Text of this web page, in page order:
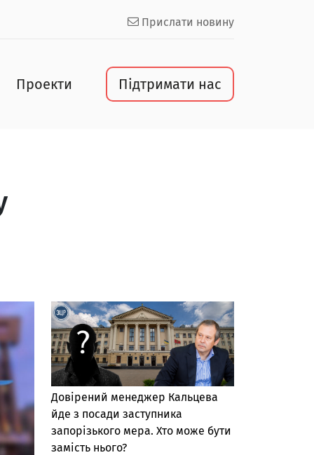
Прислати новину
Проекти Підтримати нас
Довірений менеджер Кальцева
йде з посади заступника
запорізького мера. Хто може бути
замість нього?